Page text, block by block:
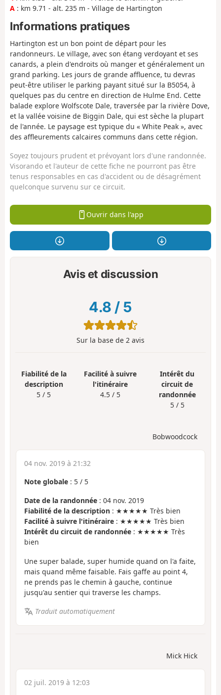
A : km 9.71 - alt. 235 m - Village de Hartington
Informations pratiques
Hartington est un bon point de départ pour les
randonneurs. Le village, avec son étang verdoyant et ses
canards, a plein d'endroits où manger et généralement un
grand parking. Les jours de grande affluence, tu devras
peut-être utiliser le parking payant situé sur la B5054, à
quelques pas du centre en direction de Hulme End. Cette
balade explore Wolfscote Dale, traversée par la rivière Dove,
et la vallée voisine de Biggin Dale, qui est sèche la plupart
de l'année. Le paysage est typique du « White Peak », avec
des affleurements calcaires communs dans cette région.
Soyez toujours prudent et prévoyant lors d'une randonnée.
Visorando et l'auteur de cette fiche ne pourront pas être
tenus responsables en cas d'accident ou de désagrément
quelconque survenu sur ce circuit.
Ouvrir dans l'app
Avis et discussion
4.8 / 5
Sur la base de 2 avis
Fiabilité de la
description
5 / 5
Facilité à suivre
l'itinéraire
4.5 / 5
Intérêt du
circuit de
randonnée
5 / 5
Bobwoodcock
04 nov. 2019 à 21:32
Note globale : 5 / 5
Date de la randonnée : 04 nov. 2019
Fiabilité de la description : ★★★★★ Très bien
Facilité à suivre l'itinéraire : ★★★★★ Très bien
Intérêt du circuit de randonnée : ★★★★★ Très
bien
Une super balade, super humide quand on l'a faite,
mais quand même faisable. Fais gaffe au point 4,
ne prends pas le chemin à gauche, continue
jusqu'au sentier qui traverse les champs.
Traduit automatiquement
Mick Hick
02 juil. 2019 à 12:03